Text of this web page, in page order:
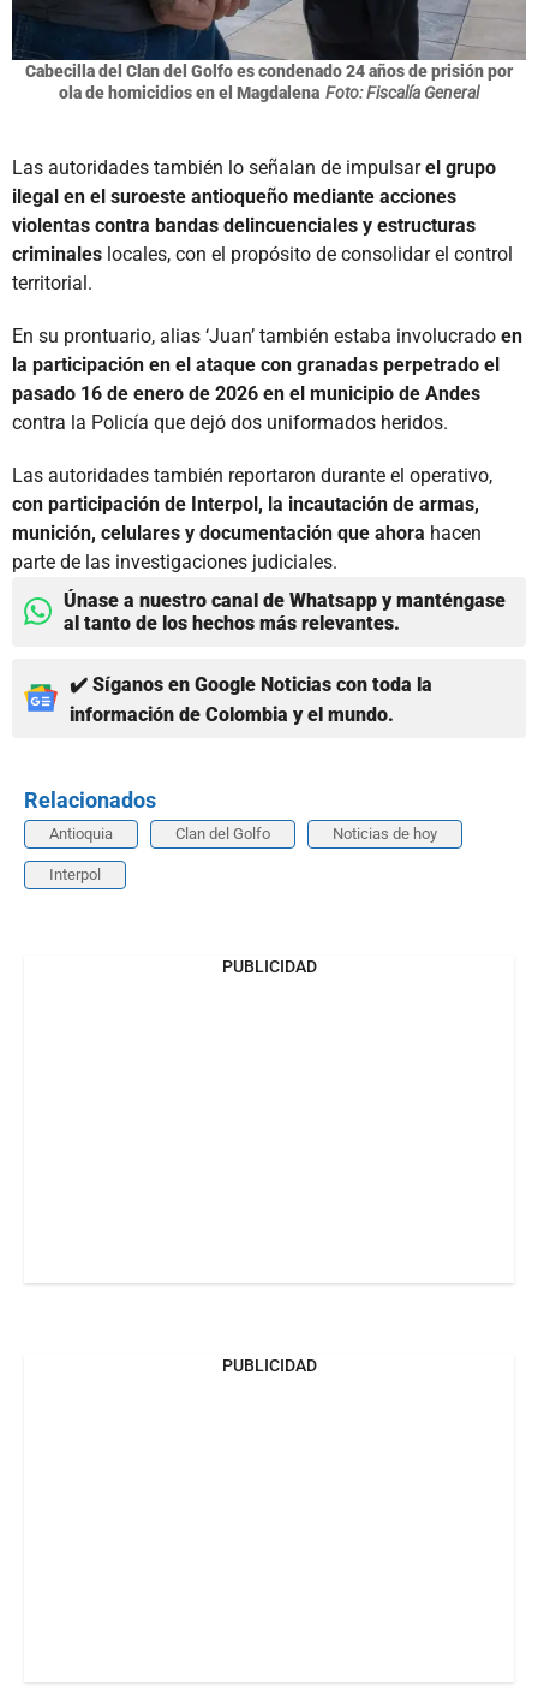
Cabecilla del Clan del Golfo es condenado 24 años de prisión por
ola de homicidios en el Magdalena Foto: Fiscalía General
Las autoridades también lo señalan de impulsarel grupo
ilegal en el suroeste antioqueño mediante acciones
violentas contra bandas delincuenciales y estructuras
criminales locales, con el propósito de consolidar el control
territorial.
En su prontuario, alias ‘Juan’ también estaba involucrado en
la participación en el ataque con granadas perpetrado el
pasado 16 de enero de 2026 en el municipio de Andes
contra la Policía que dejó dos uniformados heridos.
Las autoridades también reportaron durante el operativo,
con participación de Interpol, la incautación de armas,
munición, celulares y documentación que ahora hacen
parte de las investigaciones judiciales.
Únase a nuestro canal de Whatsapp y manténgase
al tanto de los hechos más relevantes.
✔️ Síganos en Google Noticias con toda la
información de Colombia y el mundo.
Relacionados
Antioquia Clan del Golfo Noticias de hoy
Interpol
PUBLICIDAD
PUBLICIDAD